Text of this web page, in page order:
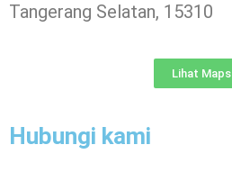
Tangerang Selatan, 15310
Lihat Maps
Hubungi kami